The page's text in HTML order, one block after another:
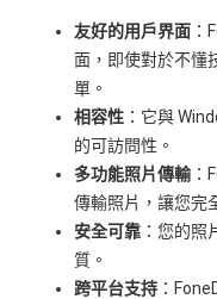
友好的用戶界面
面，即使對於不懂
單。
相容性 ：它與
的可訪問性。
多功能照片傳輸
傳輸照片，讓您完
安全可靠 ：您的
質。
跨平台支持 ：